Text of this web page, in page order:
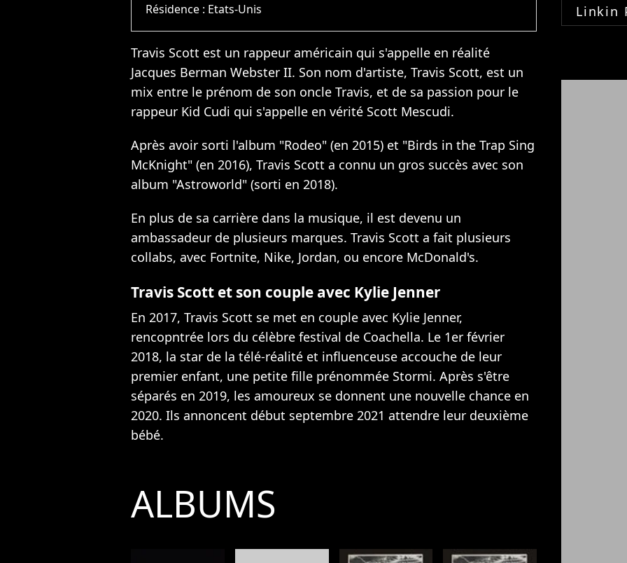
Résidence : Etats-Unis
Travis Scott est un rappeur américain qui s'appelle en réalité
Jacques Berman Webster II. Son nom d'artiste, Travis Scott, est un
mix entre le prénom de son oncle Travis, et de sa passion pour le
rappeur Kid Cudi qui s'appelle en vérité Scott Mescudi.
Après avoir sorti l'album "Rodeo" (en 2015) et "Birds in the Trap Sing
McKnight" (en 2016), Travis Scott a connu un gros succès avec son
album "Astroworld" (sorti en 2018).
En plus de sa carrière dans la musique, il est devenu un
ambassadeur de plusieurs marques. Travis Scott a fait plusieurs
collabs, avec Fortnite, Nike, Jordan, ou encore McDonald's.
Travis Scott et son couple avec Kylie Jenner
En 2017, Travis Scott se met en couple avec Kylie Jenner,
rencopntrée lors du célèbre festival de Coachella. Le 1er février
2018, la star de la télé-réalité et influenceuse accouche de leur
premier enfant, une petite fille prénommée Stormi. Après s'être
séparés en 2019, les amoureux se donnent une nouvelle chance en
2020. Ils annoncent début septembre 2021 attendre leur deuxième
bébé.
ALBUMS
Linkin